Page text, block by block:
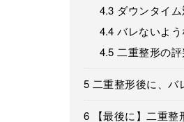
4.3 ダウンタイ
4.4 バレないよ
4.5 二重整形の
5 二重整形後に、バ
6 【最後に】二重